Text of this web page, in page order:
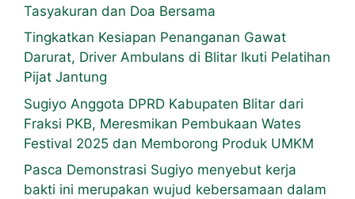
Tasyakuran dan Doa Bersama
Tingkatkan Kesiapan Penanganan Gawat
Darurat, Driver Ambulans di Blitar Ikuti Pelatihan
Pijat Jantung
Sugiyo Anggota DPRD Kabupaten Blitar dari
Fraksi PKB, Meresmikan Pembukaan Wates
Festival 2025 dan Memborong Produk UMKM
Pasca Demonstrasi Sugiyo menyebut kerja
bakti ini merupakan wujud kebersamaan dalam